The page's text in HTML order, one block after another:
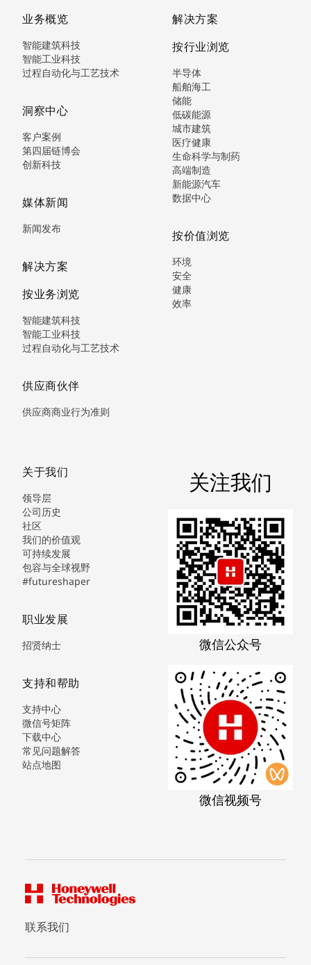
业务概览
智能建筑科技
智能工业科技
过程自动化与工艺技术
洞察中心
客户案例
第四届链博会
创新科技
媒体新闻
新闻发布
解决方案
按业务浏览
智能建筑科技
智能工业科技
过程自动化与工艺技术
供应商伙伴
供应商商业行为准则
解决方案
按行业浏览
半导体
船舶海工
储能
低碳能源
城市建筑
医疗健康
生命科学与制药
高端制造
新能源汽车
数据中心
按价值浏览
环境
安全
健康
效率
关于我们
领导层
公司历史
社区
我们的价值观
可持续发展
包容与全球视野
#futureshaper
职业发展
招贤纳士
支持和帮助
支持中心
微信号矩阵
下载中心
常见问题解答
站点地图
关注我们
微信公众号
微信视频号
联系我们